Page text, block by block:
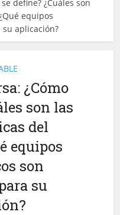
define? ¿Cuáles son
equipos
aplicación?
¿Cómo
son las
del
equipos
son
su